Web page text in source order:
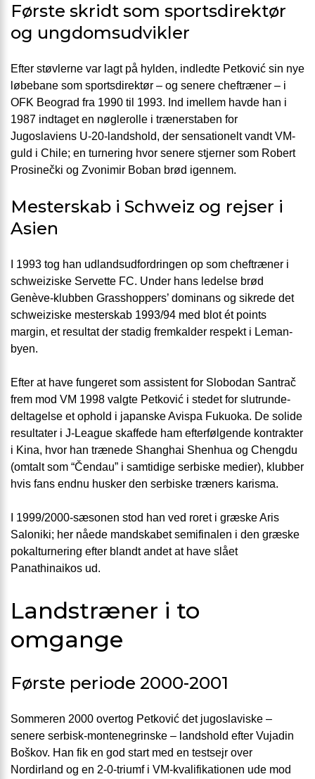
Første skridt som sportsdirektør
og ungdomsudvikler
Efter støvlerne var lagt på hylden, indledte Petković sin nye
løbebane som sportsdirektør – og senere cheftræner – i
OFK Beograd fra 1990 til 1993. Ind imellem havde han i
1987 indtaget en nøglerolle i trænerstaben for
Jugoslaviens U-20-landshold, der sensationelt vandt VM-
guld i Chile; en turnering hvor senere stjerner som Robert
Prosinečki og Zvonimir Boban brød igennem.
Mesterskab i Schweiz og rejser i
Asien
I 1993 tog han udlandsudfordringen op som cheftræner i
schweiziske Servette FC. Under hans ledelse brød
Genève-klubben Grasshoppers’ dominans og sikrede det
schweiziske mesterskab 1993/94 med blot ét points
margin, et resultat der stadig fremkalder respekt i Leman-
byen.
Efter at have fungeret som assistent for Slobodan Santrač
frem mod VM 1998 valgte Petković i stedet for slutrunde-
deltagelse et ophold i japanske Avispa Fukuoka. De solide
resultater i J-League skaffede ham efterfølgende kontrakter
i Kina, hvor han trænede Shanghai Shenhua og Chengdu
(omtalt som “Čendau” i samtidige serbiske medier), klubber
hvis fans endnu husker den serbiske træners karisma.
I 1999/2000-sæsonen stod han ved roret i græske Aris
Saloniki; her nåede mandskabet semifinalen i den græske
pokalturnering efter blandt andet at have slået
Panathinaikos ud.
Landstræner i to
omgange
Første periode 2000-2001
Sommeren 2000 overtog Petković det jugoslaviske –
senere serbisk-montenegrinske – landshold efter Vujadin
Boškov. Han fik en god start med en testsejr over
Nordirland og en 2-0-triumf i VM-kvalifikationen ude mod